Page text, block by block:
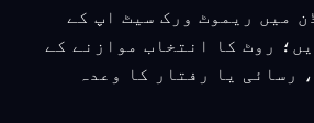
میں ریموٹ ورک سیٹ اپ کے
روٹ کا انتخاب موازنے کے
رسائی یا رفتار کا وعدہ